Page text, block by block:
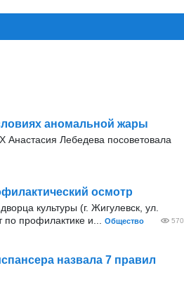
аномальной жары
Лебедева посоветовала
осмотр
культуры (г. Жигулевск, ул.
профилактике и...
Общество 570
назвала 7 правил